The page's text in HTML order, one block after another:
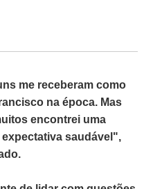
me receberam como
na época. Mas
encontrei uma
saudável",